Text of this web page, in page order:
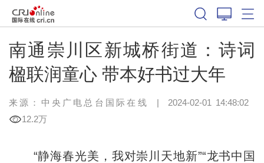
南通崇川区新城桥街道：诗词
楹联润童心 带本好书过大年
来源：中央广电总台国际在线 | 2024-02-01 14:48:02
12.2万
“静海春光美，我对崇川天地新”“龙书中国